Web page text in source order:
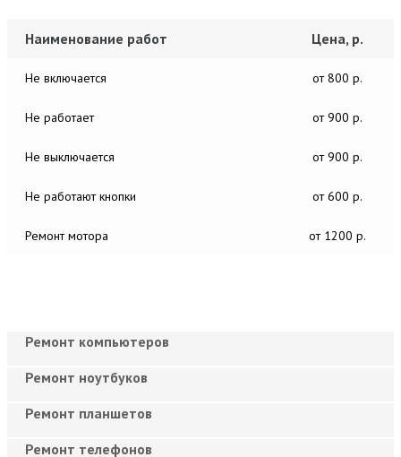
Наименование работ Цена, р.
Не включается от 800 р.
Не работает от 900 р.
Не выключается от 900 р.
Не работают кнопки от 600 р.
Ремонт мотора от 1200 р.
Ремонт компьютеров
Ремонт ноутбуков
Ремонт планшетов
Ремонт телефонов